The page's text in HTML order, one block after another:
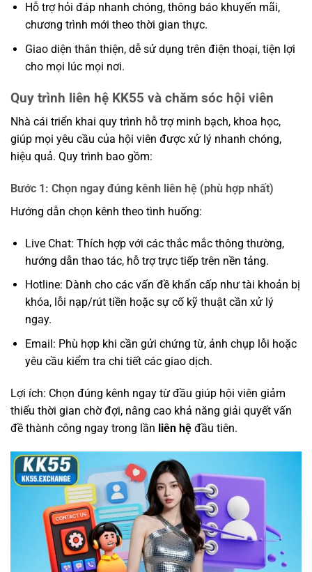
Hỗ trợ hỏi đáp nhanh chóng, thông báo khuyến mãi,
chương trình mới theo thời gian thực.
Giao diện thân thiện, dễ sử dụng trên điện thoại, tiện lợi
cho mọi lúc mọi nơi.
Quy trình liên hệ KK55 và chăm sóc hội viên
Nhà cái triển khai quy trình hỗ trợ minh bạch, khoa học,
giúp mọi yêu cầu của hội viên được xử lý nhanh chóng,
hiệu quả. Quy trình bao gồm:
Bước 1: Chọn ngay đúng kênh liên hệ (phù hợp nhất)
Hướng dẫn chọn kênh theo tình huống:
Live Chat: Thích hợp với các thắc mắc thông thường,
hướng dẫn thao tác, hỗ trợ trực tiếp trên nền tảng.
Hotline: Dành cho các vấn đề khẩn cấp như tài khoản bị
khóa, lỗi nạp/rút tiền hoặc sự cố kỹ thuật cần xử lý
ngay.
Email: Phù hợp khi cần gửi chứng từ, ảnh chụp lỗi hoặc
yêu cầu kiểm tra chi tiết các giao dịch.
Lợi ích: Chọn đúng kênh ngay từ đầu giúp hội viên giảm
thiểu thời gian chờ đợi, nâng cao khả năng giải quyết vấn
đề thành công ngay trong lần liên hệ đầu tiên.